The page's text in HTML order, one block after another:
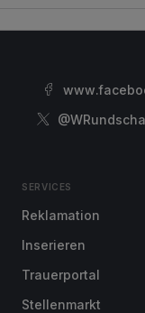
SERVICES
Reklamation
Inserieren
Trauerportal
Stellenmarkt